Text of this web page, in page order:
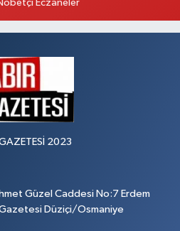
Eczaneler
2023
Güzel Caddesi No:7 Erdem
Gazetesi Düziçi/Osmaniye